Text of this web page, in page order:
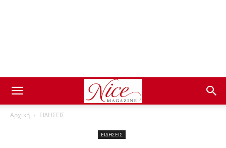
Αρχική ΕΙΔΗΣΕΙΣ
ΕΙΔΗΣΕΙΣ